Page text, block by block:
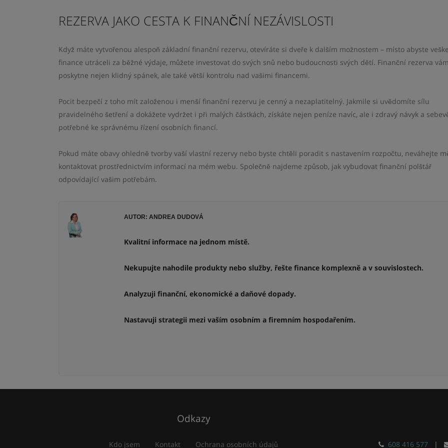
REZERVA JAKO CESTA K FINANČNÍ NEZÁVISLOSTI
Když máte vytvořenou alespoň základní finanční rezervu, otevíráte si dveře k dalším možnostem – místo abyste
finance utráceli za běžné výdaje, můžete investovat do svých snů nebo budoucnosti svých dětí. Finanční rezerva vám
poskytne nejen klidný spánek, ale také větší kontrolu nad vašimi financemi.
Pocit bezpečí z toho mít založenou i menší finanční rezervu je cenný a nezaplatitelný. Jakmile si uvědomíte sílu
pravidelného šetření a dokážete vydržet i při malých částkách, získáte nejen peníze navíc, ale i zdravý návyk a
potřebné ke správnému řízení osobních financí.
Pokud máte obavy ohledně tvorby vaší vlastní rezervy nebo byste chtěli poradit s nastavením rozpočtu, neváhejte
kontaktovat prostřednictvím informací na mém webu. Společně najdeme způsob, jak vybudovat finanční polštář
odpovídající vašim potřebám.
AUTOR: ANDREA DUDOVÁ
Kvalitní informace na jednom místě.
Nekupujte nahodile produkty nebo služby, řešte finance komplexně a v souvislostech.
Analyzuji finanční, ekonomické a daňové dopady.
Nastavuji strategii mezi vaším osobním a firemním hospodařením.
Odkazy
Kdo jsem Kontakt Ochrana osobních údajů 608 416 577 |